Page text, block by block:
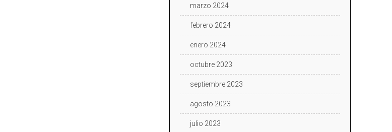
marzo 2024
febrero 2024
enero 2024
octubre 2023
septiembre 2023
agosto 2023
julio 2023